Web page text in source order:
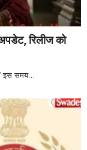
रिलीज को
इस समय…